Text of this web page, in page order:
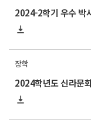
장학